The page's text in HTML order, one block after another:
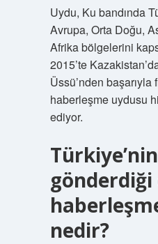
Uydu, Ku bandında
Avrupa, Orta Doğu,
Afrika bölgelerini
2015’te
Üssü’nden başarıyla
haberleşme uydusu
ediyor.
gönderdiği
nedir?